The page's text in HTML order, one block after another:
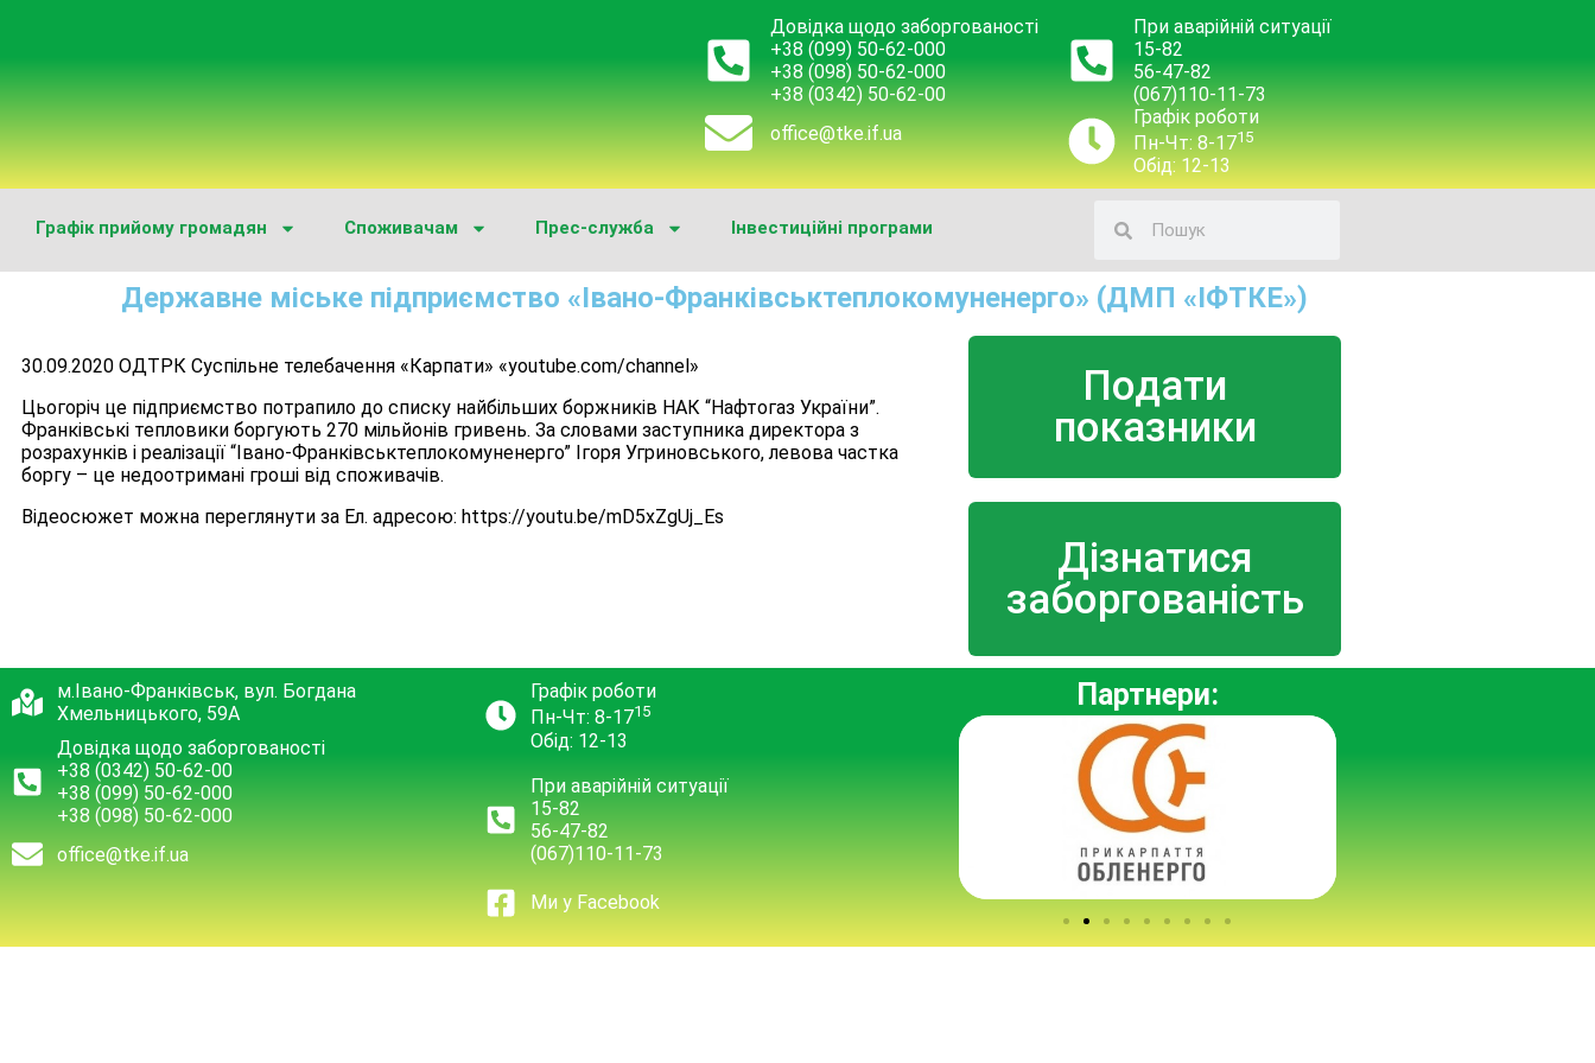
Довідка щодо заборгованості
+38 (099) 50-62-000
+38 (098) 50-62-000
+38 (0342) 50-62-00
office@tke.if.ua
При аварійній ситуації
15-82
56-47-82
(067)110-11-73
Графік роботи
Пн-Чт: 8-1715
Обід: 12-13
Графік прийому громадян Споживачам Прес-служба Інвестиційні програми
Державне міське підприємство «Івано-Франківськтеплокомуненерго» (ДМП «ІФТКЕ»)
30.09.2020 ОДТРК Суспільне телебачення «Карпати» «youtube.com/channel»
Цьогоріч це підприємство потрапило до списку найбільших боржників НАК “Нафтогаз України”.
Франківські тепловики боргують 270 мільйонів гривень. За словами заступника директора з
розрахунків і реалізації “Івано-Франківськтеплокомуненерго” Ігоря Угриновського, левова частка
боргу – це недоотримані гроші від споживачів.
Відеосюжет можна переглянути за Ел. адресою: https://youtu.be/mD5xZgUj_Es
Подати
показники
Дізнатися
заборгованість
м.Івано-Франківськ, вул. Богдана
Хмельницького, 59А
Довідка щодо заборгованості
+38 (0342) 50-62-00
+38 (099) 50-62-000
+38 (098) 50-62-000
office@tke.if.ua
Графік роботи
Пн-Чт: 8-1715
Обід: 12-13
При аварійній ситуації
15-82
56-47-82
(067)110-11-73
Ми у Facebook
Партнери: